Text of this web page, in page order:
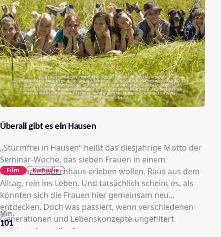
Überall gibt es ein Hausen
„Sturmfrei in Hausen“ heißt das diesjährige Motto der
Seminar-Woche, das sieben Frauen in einem
idyllischen Bauernhaus erleben wollen. Raus aus dem
Alltag, rein ins Leben. Und tatsächlich scheint es, als
könnten sich die Frauen hier gemeinsam neu
entdecken. Doch was passiert, wenn verschiedenen
Generationen und Lebenskonzepte ungefiltert
aufeinanderprallen?
101
Min.
Film Komödie